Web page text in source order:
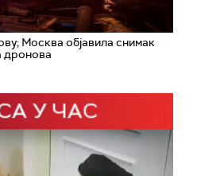
Москва објавила снимак
дронова